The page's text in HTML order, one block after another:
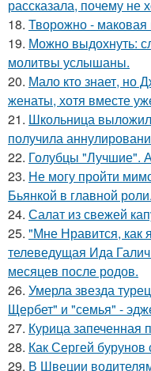
рассказала, почему не
18. Творожно - маковая
19. Можно выдохнуть:
молитвы услышаны.
20. Мало кто знает, но
женаты, хотя вместе
21. Школьница
получила
22. Голубцы "Лучшие".
23. Не могу пройти
Бьянкой в главной роли.
24. Салат из свежей
25. "Мне Нравится, как
телеведущая Ида
месяцев после родов.
26. Умерла звезда
Щербет" и "семья" -
27. Курица запеченная
28. Как Сергей бурунов
29. В Швеции